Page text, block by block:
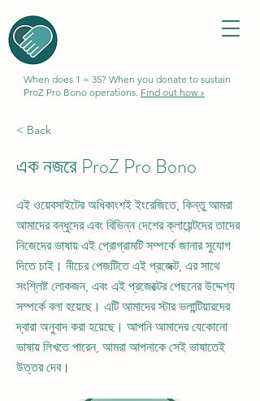
When does 1 = 35? When you donate to sustain
ProZ Pro Bono operations. Find out how »
< Back
এক নজরে ProZ Pro Bono
এই ওয়েবসাইটের অধিকাংশই ইংরেজিতে, কিন্তু আমরা
আমাদের বন্ধুদের এবং বিভিন্ন দেশের ক্লায়েন্টদের তাদের
নিজেদের ভাষায় এই প্রোগ্রামটি সম্পর্কে জানার সুযোগ
দিতে চাই। নীচের পেজটিতে এই প্রজেক্ট, এর সাথে
সংশ্লিষ্ট লোকজন, এবং এই প্রজেক্টের পেছনের উদ্দেশ্য
সম্পর্কে বলা হয়েছে। এটি আমাদের স্টার ভলান্টিয়ারদের
দ্বারা অনুবাদ করা হয়েছে। আপনি আমাদের যেকোনো
ভাষায় লিখতে পারেন, আমরা আপনাকে সেই ভাষাতেই
উত্তর দেব।